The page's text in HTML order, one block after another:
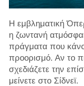
Η εμβληματική
η ζωντανή
πράγματα που
προορισμό. Αν το
σχεδιάζετε την
μείνετε στο Σίδνεϊ.